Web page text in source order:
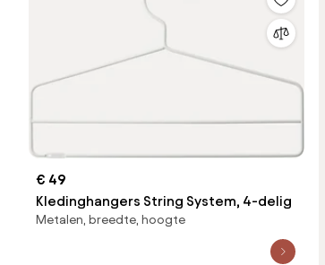
€ 49
Kledinghangers String System, 4-delig
Metalen, breedte, hoogte